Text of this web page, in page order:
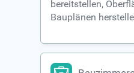
bereitstellen,
Bauplänen